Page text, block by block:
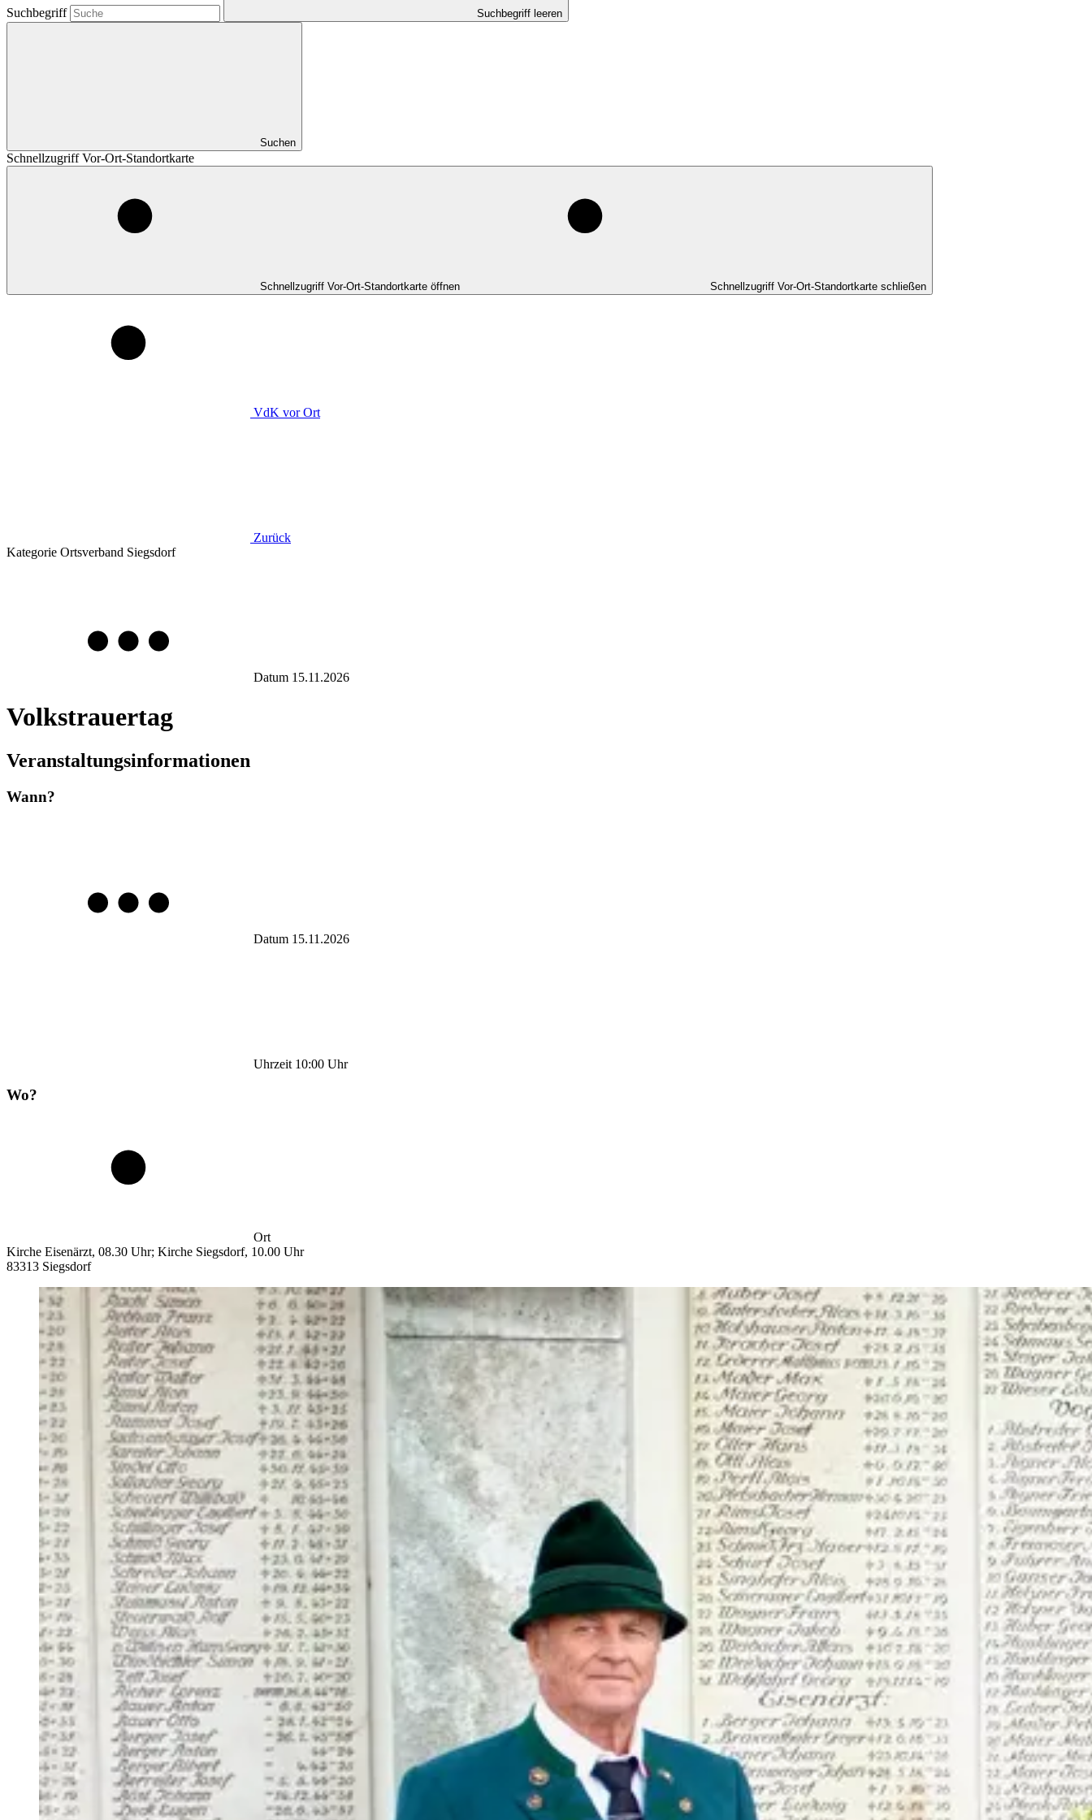
Suchbegriff Suchbegriff leeren
Suchen
Schnellzugriff Vor-Ort-Standortkarte
Schnellzugriff Vor-Ort-Standortkarte öffnen Schnellzugriff Vor-Ort-Standortkarte schließen
VdK vor Ort
Zurück
Kategorie Ortsverband Siegsdorf
Datum 15.11.2026
Volkstrauertag
Veranstaltungsinformationen
Wann?
Datum 15.11.2026
Uhrzeit 10:00 Uhr
Wo?
Ort
Kirche Eisenärzt, 08.30 Uhr; Kirche Siegsdorf, 10.00 Uhr
83313 Siegsdorf